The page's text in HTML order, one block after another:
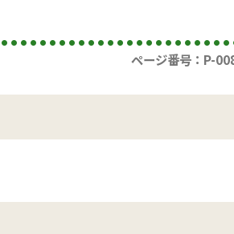
ページ番号：P-